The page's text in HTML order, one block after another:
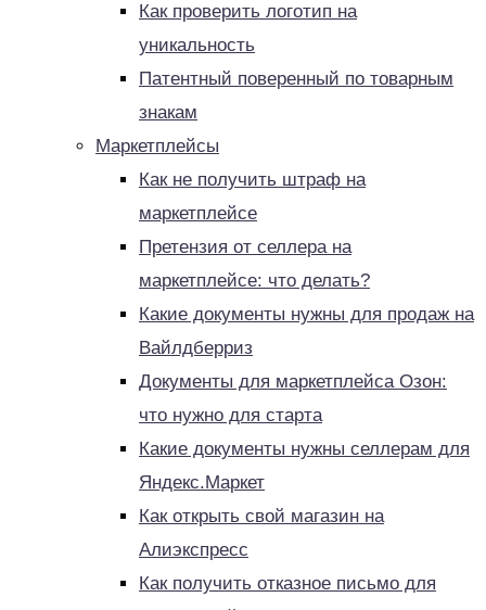
Как проверить логотип на
уникальность
Патентный поверенный по товарным
знакам
Маркетплейсы
Как не получить штраф на
маркетплейсе
Претензия от селлера на
маркетплейсе: что делать?
Какие документы нужны для продаж на
Вайлдберриз
Документы для маркетплейса Озон:
что нужно для старта
Какие документы нужны селлерам для
Яндекс.Маркет
Как открыть свой магазин на
Алиэкспресс
Как получить отказное письмо для